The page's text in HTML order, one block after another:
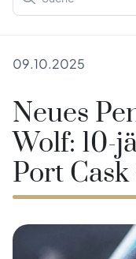
09.10.2025
Neues
Wolf: 10-
Port